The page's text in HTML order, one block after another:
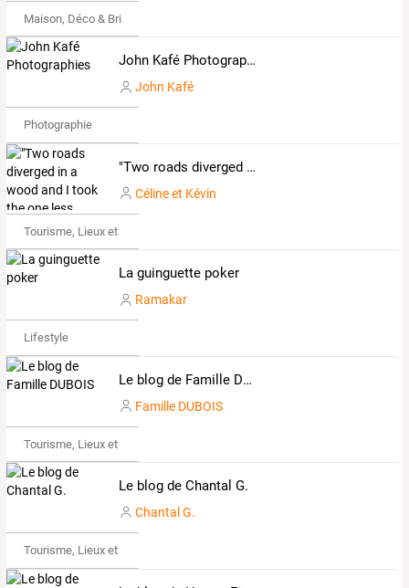
Maison, Déco & Bricolage
John Kafé Photographies
John Kafé
Photographie
"Two roads diverged in a wood and I took the one less traveled by."
Céline et Kévin
Tourisme, Lieux et Événements
La guinguette poker
Ramakar
Lifestyle
Le blog de Famille DUBOIS
Famille DUBOIS
Tourisme, Lieux et Événements
Le blog de Chantal G.
Chantal G.
Tourisme, Lieux et Événements